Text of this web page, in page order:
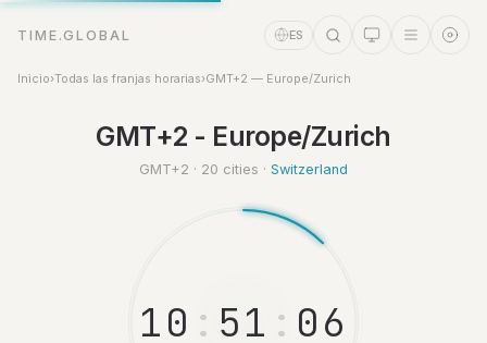
TIME.GLOBAL ES
Inicio›Todas las franjas horarias›GMT+2 — Europe/Zurich
GMT+2 - Europe/Zurich
GMT+2 · 20 cities · Switzerland
10 : 51 : 07
Asistente de tiempo